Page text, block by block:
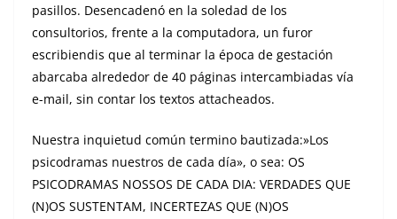
pasillos. Desencadenó en la soledad de los
consultorios, frente a la computadora, un furor
escribiendis que al terminar la época de gestación
abarcaba alrededor de 40 páginas intercambiadas vía
e-mail, sin contar los textos attacheados.
Nuestra inquietud común termino bautizada:»Los
psicodramas nuestros de cada día», o sea: OS
PSICODRAMAS NOSSOS DE CADA DIA: VERDADES QUE
(N)OS SUSTENTAM, INCERTEZAS QUE (N)OS